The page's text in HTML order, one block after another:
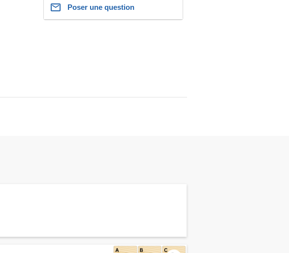
Poser une question